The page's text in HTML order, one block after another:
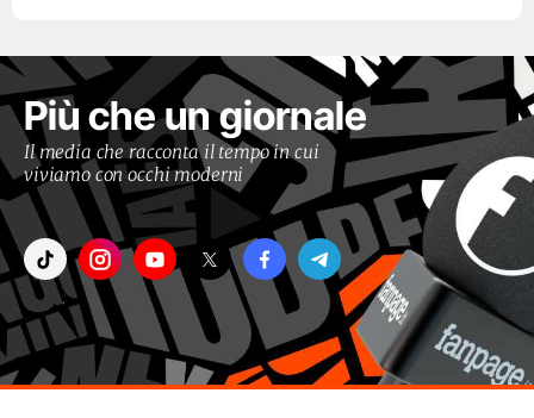
Più che un giornale
Il media che racconta il tempo in cui
viviamo con occhi moderni